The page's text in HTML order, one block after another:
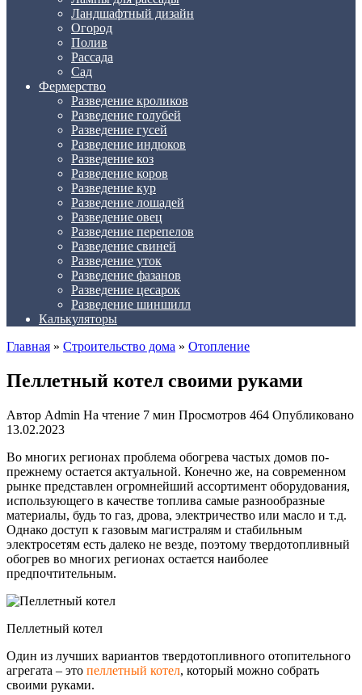
Ландшафтный дизайн
Огород
Полив
Рассада
Сад
Фермерство
Разведение кроликов
Разведение голубей
Разведение гусей
Разведение индюков
Разведение коз
Разведение коров
Разведение кур
Разведение лошадей
Разведение овец
Разведение перепелов
Разведение свиней
Разведение уток
Разведение фазанов
Разведение цесарок
Разведение шиншилл
Калькуляторы
Главная » Строительство дома » Отопление
Пеллетный котел своими руками
Автор Admin На чтение 7 мин Просмотров 464 Опубликовано
13.02.2023
Во многих регионах проблема обогрева частых домов по-
прежнему остается актуальной. Конечно же, на современном
рынке представлен огромнейший ассортимент оборудования,
использующего в качестве топлива самые разнообразные
материалы, будь то газ, дрова, электричество или масло и т.д.
Однако доступ к газовым магистралям и стабильным
электросетям есть далеко не везде, поэтому твердотопливный
обогрев во многих регионах остается наиболее
предпочтительным.
Пеллетный котел
Один из лучших вариантов твердотопливного отопительного
агрегата – это пеллетный котел, который можно собрать
своими руками.